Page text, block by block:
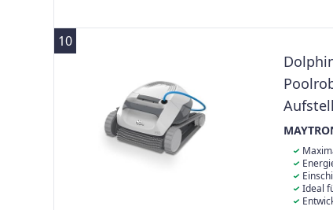
10
scannt
Reinigen
spart,
Ideal